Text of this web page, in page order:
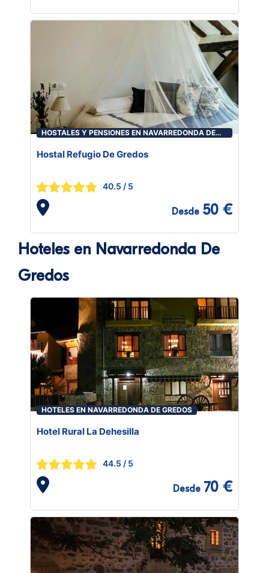
HOSTALES Y PENSIONES EN NAVARREDONDA DE
Hostal Refugio De Gredos
40.5 / 5
Desde 50 €
Hoteles en Navarredonda De
Gredos
HOTELES EN NAVARREDONDA DE GREDOS
Hotel Rural La Dehesilla
44.5 / 5
Desde 70 €